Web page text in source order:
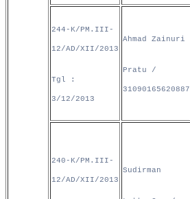
244-K/PM.III-
12/AD/XII/2013
Tgl :
3/12/2013
Ahmad Zainuri
Pratu /
31090165620887
240-K/PM.III-
12/AD/XII/2013
Sudirman